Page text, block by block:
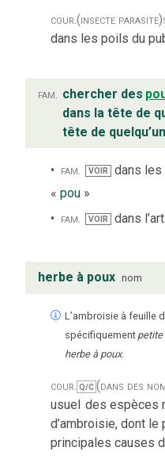
cour.(insecte parasite)
dans les poils du
fam. chercher des
dans la tête de
tête de quelqu’un
fam. VOIR dans les
« pou »
fam.
VOIR dans
herbe à poux nom
L’ambroisie à feuille
spécifiquement petite
herbe à poux.
cour. Q/C (dans des
usuel des espèces
d’ambroisie, dont le
principales causes